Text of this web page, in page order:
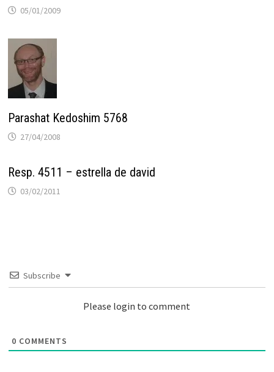
05/01/2009
Parashat Kedoshim 5768
27/04/2008
Resp. 4511 – estrella de david
03/02/2011
Subscribe
Please login to comment
0 COMMENTS